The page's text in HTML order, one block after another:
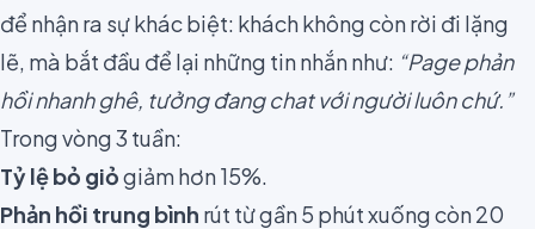
để nhận ra sự khác biệt: khách không còn rời đi lặng
lẽ, mà bắt đầu để lại những tin nhắn như: “Page phản
hồi nhanh ghê, tưởng đang chat với người luôn chứ.”
Trong vòng 3 tuần:
Tỷ lệ bỏ giỏgiảm hơn 15%.
Phản hồi trung bình rút từ gần 5 phút xuống còn 20